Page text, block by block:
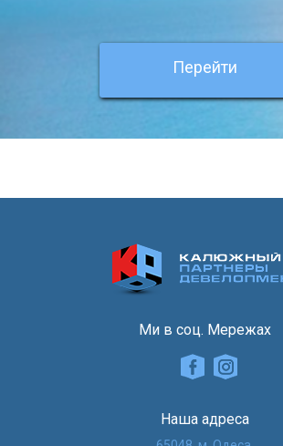
Перейти
Ми в соц. Мережах
Наша адреса